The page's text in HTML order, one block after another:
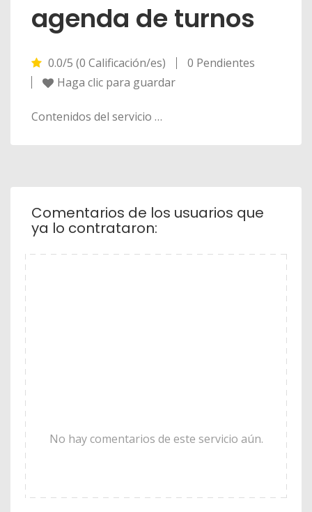
agenda de turnos
0.0/5 (0 Calificación/es)
0 Pendientes
Haga clic para guardar
Contenidos del servicio …
Comentarios de los usuarios que
ya lo contrataron:
No hay comentarios de este servicio aún.